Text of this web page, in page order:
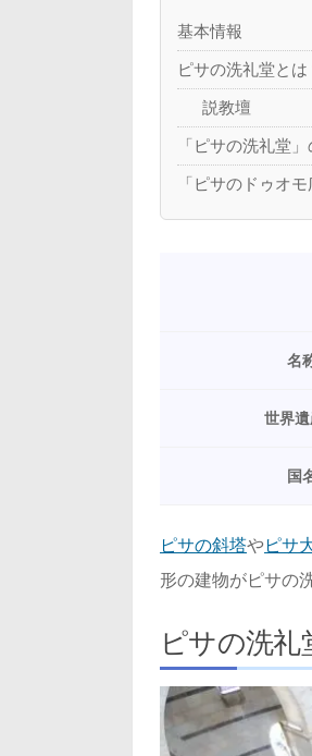
基本情報
ピサの洗礼堂とは
説教壇
「ピサの洗礼堂
「ピサのドゥオ
名
世界
国
ピサの斜塔やピサ
形の建物がピサの
ピサの洗礼